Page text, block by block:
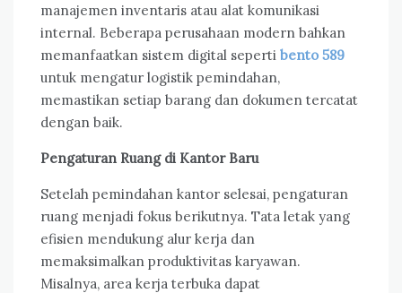
manajemen inventaris atau alat komunikasi
internal. Beberapa perusahaan modern bahkan
memanfaatkan sistem digital seperti bento 589
untuk mengatur logistik pemindahan,
memastikan setiap barang dan dokumen tercatat
dengan baik.
Pengaturan Ruang di Kantor Baru
Setelah pemindahan kantor selesai, pengaturan
ruang menjadi fokus berikutnya. Tata letak yang
efisien mendukung alur kerja dan
memaksimalkan produktivitas karyawan.
Misalnya, area kerja terbuka dapat